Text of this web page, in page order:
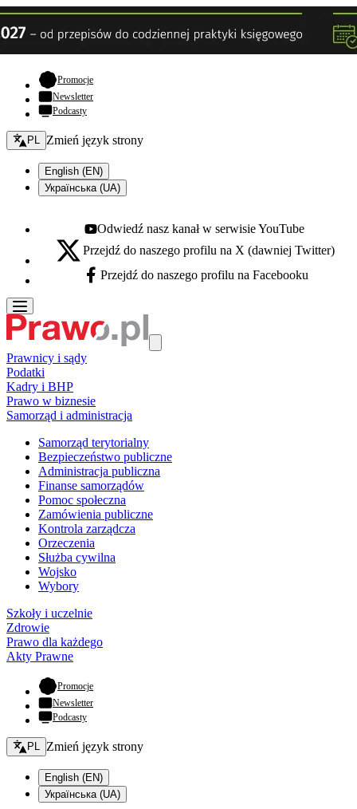
Promocje- otwiera się w nowej karcie
Newsletter
Podcasty
Zmień język - bieżący:
PL Zmień język strony
English (EN)
Українська (UA)
Youtube - otwiera się w nowej karcie
Odwiedź nasz kanał w serwisie YouTube
X - otwiera się w nowej karcie
Przejdź do naszego profilu na X (dawniej Twitter)
Facebook - otwiera się w nowej karcie
Przejdź do naszego profilu na Facebooku
Prawnicy i sądy
Podatki
Kadry i BHP
Prawo w biznesie
Samorząd i administracja
Samorząd terytorialny
Bezpieczeństwo publiczne
Administracja publiczna
Finanse samorządów
Pomoc społeczna
Zamówienia publiczne
Kontrola zarządcza
Orzeczenia
Służba cywilna
Wojsko
Wybory
Szkoły i uczelnie
Zdrowie
Prawo dla każdego
Akty Prawne
Promocje- otwiera się w nowej karcie
Newsletter
Podcasty
Zmień język - bieżący:
PL Zmień język strony
English (EN)
Українська (UA)